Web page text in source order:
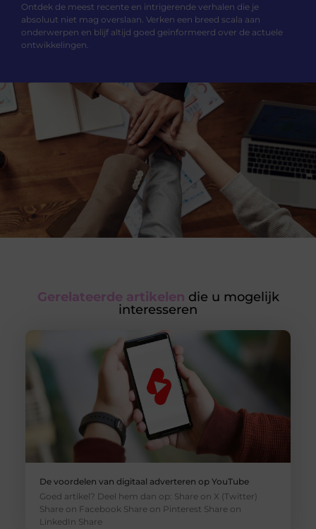
Ontdek de meest recente en intrigerende verhalen die je
absoluut niet mag overslaan. Verken een breed scala aan
onderwerpen en blijf altijd goed geïnformeerd over de actuele
ontwikkelingen.
Gerelateerde artikelen die u mogelijk
interesseren
De voordelen van digitaal adverteren op YouTube
Goed artikel? Deel hem dan op: Share on X (Twitter)
Share on Facebook Share on Pinterest Share on
LinkedIn Share